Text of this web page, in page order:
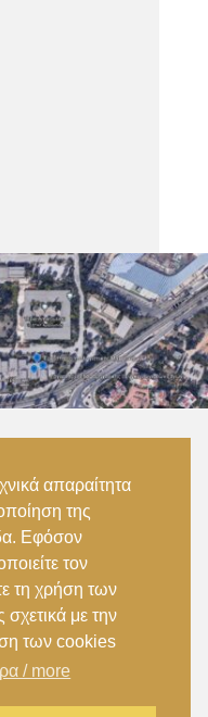
15122, Marousi
2896739
απαραίτητα
της
Εφόσον
τον
τη χρήση των
με την
των cookies
/ more